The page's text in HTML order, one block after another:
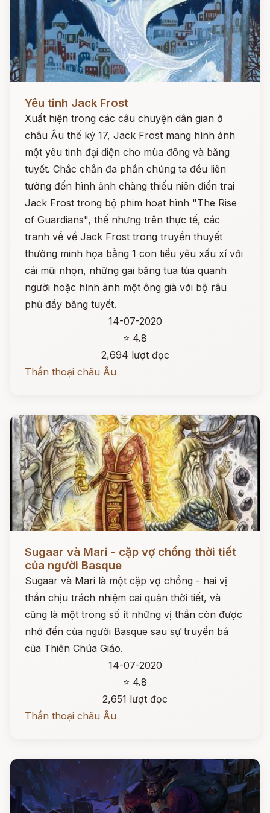
Yêu tinh Jack Frost
Xuất hiện trong các câu chuyện dân gian ở
châu Âu thế kỷ 17, Jack Frost mang hình ảnh
một yêu tinh đại diện cho mùa đông và băng
tuyết. Chắc chắn đa phần chúng ta đều liên
tưởng đến hình ảnh chàng thiếu niên điển trai
Jack Frost trong bộ phim hoạt hình "The Rise
of Guardians", thế nhưng trên thực tế, các
tranh vễ về Jack Frost trong truyền thuyết
thường minh họa bằng 1 con tiểu yêu xấu xí với
cái mũi nhọn, những gai băng tua tủa quanh
người hoặc hình ảnh một ông già với bộ râu
phủ đầy băng tuyết.
14-07-2020
⭐ 4.8
2,694 lượt đọc
Thần thoại châu Âu
Sugaar và Mari - cặp vợ chồng thời tiết
của người Basque
Sugaar và Mari là một cặp vợ chồng - hai vị
thần chịu trách nhiệm cai quản thời tiết, và
cũng là một trong số ít những vị thần còn được
nhớ đến của người Basque sau sự truyền bá
của Thiên Chúa Giáo.
14-07-2020
⭐ 4.8
2,651 lượt đọc
Thần thoại châu Âu